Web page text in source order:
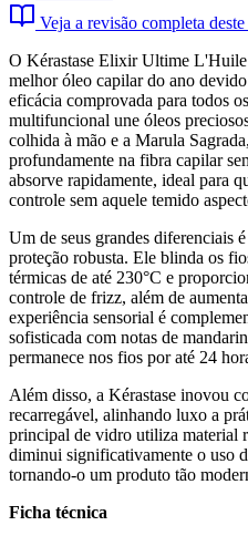
Veja a revisão completa
O Kérastase Elixir Ultime
melhor óleo capilar do ano
eficácia comprovada para todos
multifuncional une óleos
colhida à mão e a Marula
profundamente na fibra capilar
absorve rapidamente, ideal para
controle sem aquele temido
Um de seus grandes diferenciais
proteção robusta. Ele blinda os
térmicas de até 230°C e
controle de frizz, além de
experiência sensorial é
sofisticada com notas de
permanece nos fios por até 24
Além disso, a Kérastase inovou
recarregável, alinhando luxo a
principal de vidro utiliza material
diminui significativamente o uso
tornando-o um produto tão
Ficha técnica